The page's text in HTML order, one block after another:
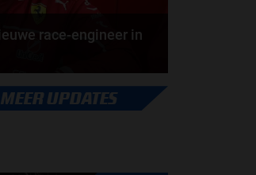
race-engineer in
in 2026 een nieuwe race-
zal er komend seizoen
MEER UPDATES